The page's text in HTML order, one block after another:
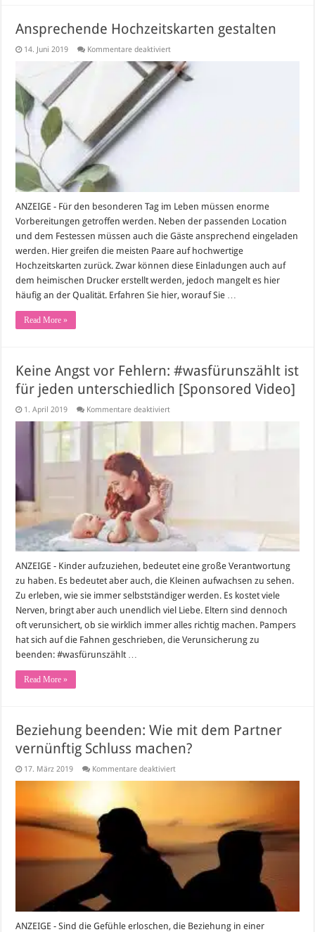
Ansprechende Hochzeitskarten gestalten
14. Juni 2019 Kommentare deaktiviertfür
Hochzeitskarten
gestalten
ANZEIGE - Für den besonderen Tag im Leben müssen enorme
Vorbereitungen getroffen werden. Neben der passenden Location
und dem Festessen müssen auch die Gäste ansprechend eingeladen
werden. Hier greifen die meisten Paare auf hochwertige
Hochzeitskarten zurück. Zwar können diese Einladungen auch auf
dem heimischen Drucker erstellt werden, jedoch mangelt es hier
häufig an der Qualität. Erfahren Sie hier, worauf Sie …
Read More »
Keine Angst vor Fehlern: #wasfürunszählt ist
für jeden unterschiedlich [Sponsored Video]
1. April 2019 Kommentare deaktiviertfür
#wasfürunszählt
jeden
unterschiedlich
[Sponsored
Video]
ANZEIGE - Kinder aufzuziehen, bedeutet eine große Verantwortung
zu haben. Es bedeutet aber auch, die Kleinen aufwachsen zu sehen.
Zu erleben, wie sie immer selbstständiger werden. Es kostet viele
Nerven, bringt aber auch unendlich viel Liebe. Eltern sind dennoch
oft verunsichert, ob sie wirklich immer alles richtig machen. Pampers
hat sich auf die Fahnen geschrieben, die Verunsicherung zu
beenden: #wasfürunszählt …
Read More »
Beziehung beenden: Wie mit dem Partner
vernünftig Schluss machen?
17. März 2019 Kommentare deaktiviertfür
Partner
Schluss
machen?
ANZEIGE - Sind die Gefühle erloschen, die Beziehung in einer